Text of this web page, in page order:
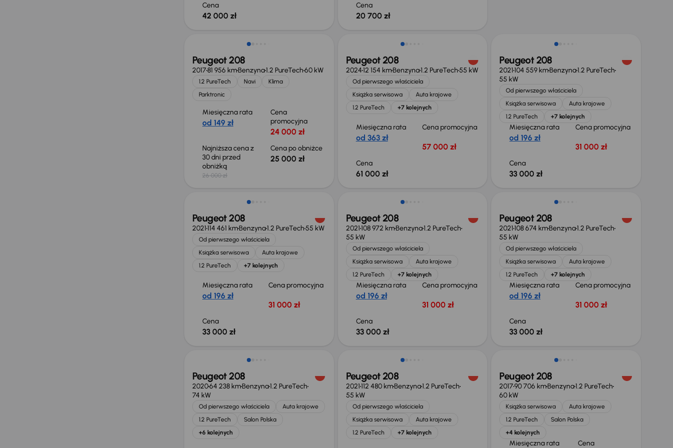
Cena
42 000 zł
Cena
20 700 zł
Peugeot 208
201781 956 kmBenzyna1.2 PureTech60 kW
1.2 PureTech Navi
Klima
Parktronic
Miesięczna rata
od 149 zł
Cena
promocyjna
24 000 zł
Najniższa cena z
30 dni przed
obniżką
26 000 zł
Cena po obniżce
25 000 zł
Peugeot 208
202412 154 kmBenzyna1.2 PureTech55 kW
Od pierwszego właściciela
Książka serwisowa
Auta krajowe
1.2 PureTech
+7 kolejnych
Miesięczna rata
od 363 zł
Cena promocyjna
57 000 zł
Cena
61 000 zł
Peugeot 208
2021104 559 kmBenzyna1.2 PureTech
55 kW
Od pierwszego właściciela
Książka serwisowa
Auta krajowe
1.2 PureTech
+7 kolejnych
Miesięczna rata
od 196 zł
Cena promocyjna
31 000 zł
Cena
33 000 zł
Świeżo skupione
Peugeot 208
2021114 461 kmBenzyna1.2 PureTech55 kW
Od pierwszego właściciela
Książka serwisowa
Auta krajowe
1.2 PureTech
+7 kolejnych
Miesięczna rata
od 196 zł
Cena promocyjna
31 000 zł
Cena
33 000 zł
Świeżo skupione
Peugeot 208
2021108 972 kmBenzyna1.2 PureTech
55 kW
Od pierwszego właściciela
Książka serwisowa
Auta krajowe
1.2 PureTech
+7 kolejnych
Miesięczna rata
od 196 zł
Cena promocyjna
31 000 zł
Cena
33 000 zł
Peugeot 208
2021108 674 kmBenzyna1.2 PureTech
55 kW
Od pierwszego właściciela
Książka serwisowa
Auta krajowe
1.2 PureTech
+7 kolejnych
Miesięczna rata
od 196 zł
Cena promocyjna
31 000 zł
Cena
33 000 zł
Peugeot 208
202064 238 kmBenzyna1.2 PureTech
74 kW
Od pierwszego właściciela
Auta krajowe
1.2 PureTech
Salon Polska
+6 kolejnych
Peugeot 208
2021112 480 kmBenzyna1.2 PureTech
55 kW
Od pierwszego właściciela
Książka serwisowa
Auta krajowe
1.2 PureTech
+7 kolejnych
Peugeot 208
201790 706 kmBenzyna1.2 PureTech
60 kW
Książka serwisowa
Auta krajowe
1.2 PureTech
Salon Polska
+4 kolejnych
Miesięczna rata Cena